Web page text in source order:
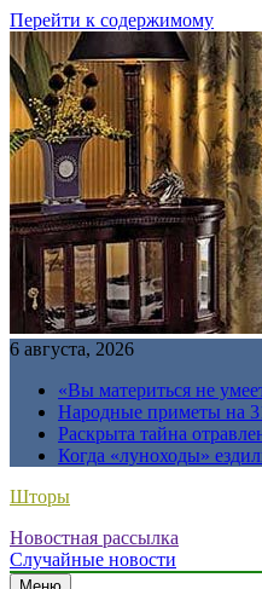
Перейти к содержимому
6 августа, 2026
«Вы материться не
Народные приметы на
Раскрыта тайна
Когда «луноходы»
Шторы
Новостная рассылка
Случайные новости